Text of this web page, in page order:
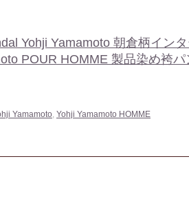
Yohji Yamamoto 朝倉柄イン
POUR HOMME 製品染め袴
Yamamoto, Yohji Yamamoto HOMME